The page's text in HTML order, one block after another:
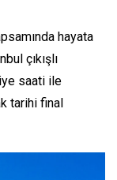
hayata
çıkışlı
saati ile
tarihi final